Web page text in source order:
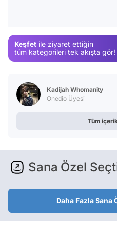
Keşfet ile ziyaret ettiğin
tüm kategorileri tek akışta gör!
Kadijah Whomanity
Onedio Üyesi
Tüm
Sana Özel
Daha Fazla Sana